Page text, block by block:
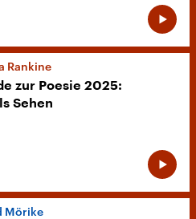
Rankine
zur Poesie 2025:
Sehen
Mörike